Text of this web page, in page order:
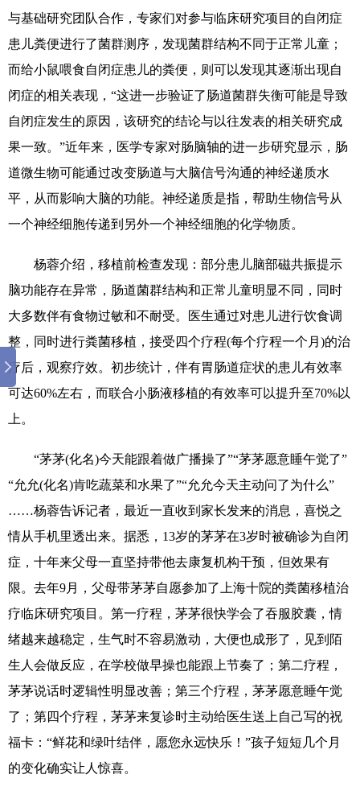
与基础研究团队合作，专家们对参与临床研究项目的自闭症
患儿粪便进行了菌群测序，发现菌群结构不同于正常儿童；
而给小鼠喂食自闭症患儿的粪便，则可以发现其逐渐出现自
闭症的相关表现，“这进一步验证了肠道菌群失衡可能是导致
自闭症发生的原因，该研究的结论与以往发表的相关研究成
果一致。”近年来，医学专家对肠脑轴的进一步研究显示，肠
道微生物可能通过改变肠道与大脑信号沟通的神经递质水
平，从而影响大脑的功能。神经递质是指，帮助生物信号从
一个神经细胞传递到另外一个神经细胞的化学物质。
杨蓉介绍，移植前检查发现：部分患儿脑部磁共振提示
脑功能存在异常，肠道菌群结构和正常儿童明显不同，同时
大多数伴有食物过敏和不耐受。医生通过对患儿进行饮食调
整，同时进行粪菌移植，接受四个疗程(每个疗程一个月)的治
疗后，观察疗效。初步统计，伴有胃肠道症状的患儿有效率
可达60%左右，而联合小肠液移植的有效率可以提升至70%以
上。
“茅茅(化名)今天能跟着做广播操了”“茅茅愿意睡午觉了”
“允允(化名)肯吃蔬菜和水果了”“允允今天主动问了为什么”
……杨蓉告诉记者，最近一直收到家长发来的消息，喜悦之
情从手机里透出来。据悉，13岁的茅茅在3岁时被确诊为自闭
症，十年来父母一直坚持带他去康复机构干预，但效果有
限。去年9月，父母带茅茅自愿参加了上海十院的粪菌移植治
疗临床研究项目。第一疗程，茅茅很快学会了吞服胶囊，情
绪越来越稳定，生气时不容易激动，大便也成形了，见到陌
生人会做反应，在学校做早操也能跟上节奏了；第二疗程，
茅茅说话时逻辑性明显改善；第三个疗程，茅茅愿意睡午觉
了；第四个疗程，茅茅来复诊时主动给医生送上自己写的祝
福卡：“鲜花和绿叶结伴，愿您永远快乐！”孩子短短几个月
的变化确实让人惊喜。